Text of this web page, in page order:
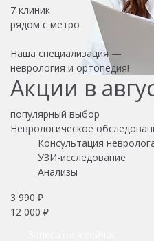
7 клиник
рядом с метро
Наша специализация —
неврология и ортопедия!
Акции в
популярный выбор
Неврологическое
Консультация
УЗИ-исследование
Анализы
3 990 ₽
12 000 ₽